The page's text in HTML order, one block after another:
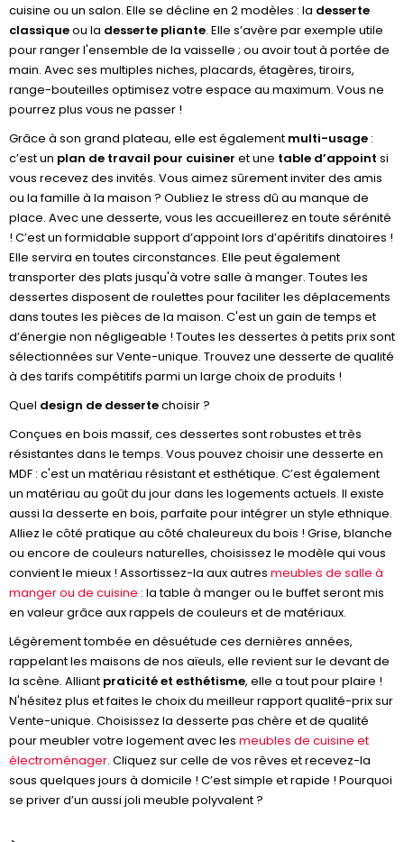
cuisine ou un salon. Elle se décline en 2 modèles : la desserte
classiqueou la desserte pliante. Elle s’avère par exemple utile
pour ranger l'ensemble de la vaisselle ; ou avoir tout à portée de
main. Avec ses multiples niches, placards, étagères, tiroirs,
range-bouteilles optimisez votre espace au maximum. Vous ne
pourrez plus vous ne passer !
Grâce à son grand plateau, elle est également multi-usage :
c’est un plan de travail pour cuisiner et une table d’appoint si
vous recevez des invités. Vous aimez sûrement inviter des amis
ou la famille à la maison ? Oubliez le stress dû au manque de
place. Avec une desserte, vous les accueillerez en toute sérénité
! C’est un formidable support d’appoint lors d’apéritifs dinatoires !
Elle servira en toutes circonstances. Elle peut également
transporter des plats jusqu'à votre salle à manger. Toutes les
dessertes disposent de roulettes pour faciliter les déplacements
dans toutes les pièces de la maison. C'est un gain de temps et
d’énergie non négligeable ! Toutes les dessertes à petits prix sont
sélectionnées sur Vente-unique. Trouvez une desserte de qualité
à des tarifs compétitifs parmi un large choix de produits !
Quel design de dessertechoisir ?
Conçues en bois massif, ces dessertes sont robustes et très
résistantes dans le temps. Vous pouvez choisir une desserte en
MDF : c'est un matériau résistant et esthétique. C’est également
un matériau au goût du jour dans les logements actuels. Il existe
aussi la desserte en bois, parfaite pour intégrer un style ethnique.
Alliez le côté pratique au côté chaleureux du bois ! Grise, blanche
ou encore de couleurs naturelles, choisissez le modèle qui vous
convient le mieux ! Assortissez-la aux autres meubles de salle à
manger ou de cuisine : la table à manger ou le buffet seront mis
en valeur grâce aux rappels de couleurs et de matériaux.
Légèrement tombée en désuétude ces dernières années,
rappelant les maisons de nos aïeuls, elle revient sur le devant de
la scène. Alliant praticité et esthétisme, elle a tout pour plaire !
N'hésitez plus et faites le choix du meilleur rapport qualité-prix sur
Vente-unique. Choisissez la desserte pas chère et de qualité
pour meubler votre logement avec les meubles de cuisine et
électroménager. Cliquez sur celle de vos rêves et recevez-la
sous quelques jours à domicile ! C’est simple et rapide ! Pourquoi
se priver d’un aussi joli meuble polyvalent ?